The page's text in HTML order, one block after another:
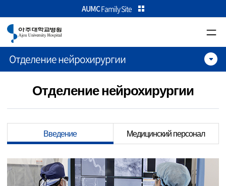
본문으로 가기
주메뉴로 가기
카피라이트로 가기
AUMCFamily Site
Отделение нейрохирургии
Отделение нейрохирургии
Введение Медицинский персонал